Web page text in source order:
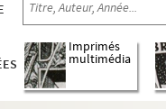
Imprimés
multimédia